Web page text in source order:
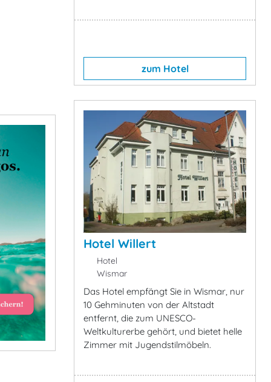
zum Hotel
Hotel Willert
Hotel
Wismar
Das Hotel empfängt Sie in Wismar, nur
10 Gehminuten von der Altstadt
entfernt, die zum UNESCO-
Weltkulturerbe gehört, und bietet helle
Zimmer mit Jugendstilmöbeln.